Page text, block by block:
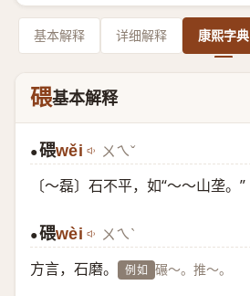
基本解释 详细解释 康熙字典
碨基本解释
●碨wěi ㄨㄟˇ
〔～磊〕石不平，如“～～山垄。”
●碨wèi ㄨㄟˋ
方言，石磨。 例如 碾～。推～。